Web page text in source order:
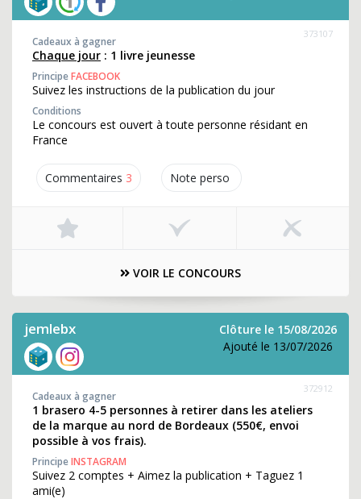
Commentaires 3 Note perso
373107
Cadeaux à gagner
Chaque jour : 1 livre jeunesse
PrincipeFACEBOOK
Suivez les instructions de la publication du jour
Conditions
Le concours est ouvert à toute personne résidant en
France
VOIR LE CONCOURS
jemlebx
Clôture le 15/08/2026
Ajouté le 13/07/2026
372912
Cadeaux à gagner
1 brasero 4-5 personnes à retirer dans les ateliers
de la marque au nord de Bordeaux (550€, envoi
possible à vos frais).
PrincipeINSTAGRAM
Suivez 2 comptes + Aimez la publication + Taguez 1
ami(e)